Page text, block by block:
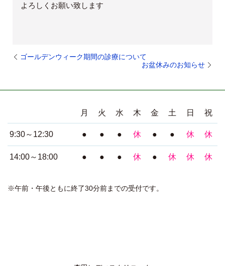
よろしくお願い致します
ゴールデンウィーク期間の診療について
お盆休みのお知らせ
月 火 水 木 金 土 日 祝
9:30～12:30 ● ● ● 休 ● ● 休 休
14:00～18:00 ● ● ● 休 ● 休 休 休
※午前・午後ともに終了30分前までの受付です。